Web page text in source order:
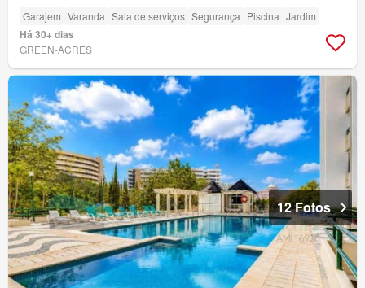
Garajem Varanda Sala de serviços Segurança Piscina Jardim
Há 30+ dias
GREEN-ACRES
12 Fotos